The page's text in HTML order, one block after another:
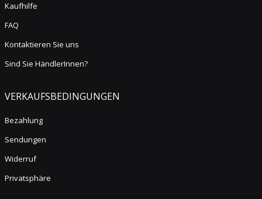
Kaufhilfe
FAQ
Kontaktieren Sie uns
Sind Sie HändlerInnen?
VERKAUFSBEDINGUNGEN
Bezahlung
Sendungen
Widerruf
Privatsphäre